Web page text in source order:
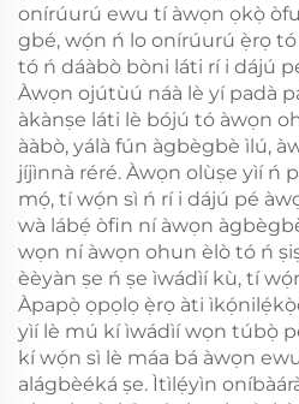
onírúurú ewu tí àwọn ọkọ̀
gbé, wọ́n ń lo onírúurú ẹ̀rọ
tó ń dáàbò bòni láti rí i dájú
Àwọn ojútùú náà lè yí padà
àkànṣe láti lè bójú tó àwọn
ààbò, yálà fún àgbègbè ìlú,
jíjìnnà réré. Àwọn olùṣe yìí ń
mọ́, tí wọ́n sì ń rí i dájú pé
wà lábẹ́ òfin ní àwọn
wọn ní àwọn ohun èlò tó ń
èèyàn ṣe ń ṣe ìwádìí kù, tí
Àpapọ̀ ọpọlọ ẹ̀rọ àti
yìí lè mú kí ìwádìí wọn túbọ̀
kí wọ́n sì lè máa bá àwọn
alágbèéká ṣe. Ìtìlẹ́yìn